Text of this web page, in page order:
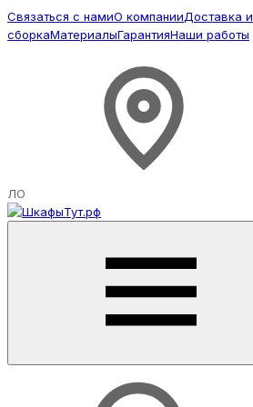
Связаться с намиО компанииДоставка и
сборкаМатериалыГарантияНаши работы
ЛО